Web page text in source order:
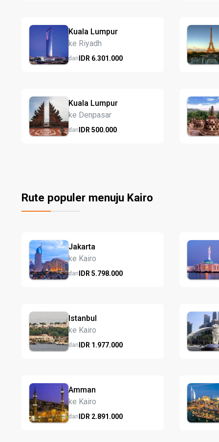
Kuala Lumpur
ke Riyadh
dariIDR 6.301.000
Kuala Lumpur
ke Denpasar
dariIDR 500.000
Rute populer menuju Kairo
Jakarta
ke Kairo
dariIDR 5.798.000
Istanbul
ke Kairo
dariIDR 1.977.000
Amman
ke Kairo
dariIDR 2.891.000